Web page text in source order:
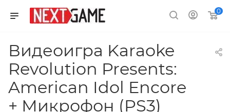
0
Видеоигра Karaoke
Revolution Presents:
American Idol Encore
+ Микрофон (PS3)